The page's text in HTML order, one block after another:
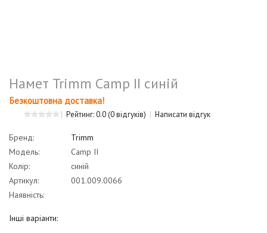
Намет Trimm Camp II синій
Безкоштовна доставка!
Рейтинг: 0.0(0 відгуків) Написати відгук
Бренд:
Trimm
Модель:
Camp II
Колір:
синій
Артикул:
001.009.0066
Наявність:
Інші варіанти: